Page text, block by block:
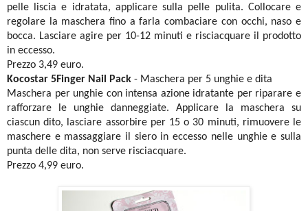
pelle liscia e idratata, applicare sulla pelle pulita. Collocare e
regolare la maschera fino a farla combaciare con occhi, naso e
bocca. Lasciare agire per 10-12 minuti e risciacquare il prodotto
in eccesso.
Prezzo 3,49 euro.
Kocostar 5Finger Nail Pack - Maschera per 5 unghie e dita
Maschera per unghie con intensa azione idratante per riparare e
rafforzare le unghie danneggiate. Applicare la maschera su
ciascun dito, lasciare assorbire per 15 o 30 minuti, rimuovere le
maschere e massaggiare il siero in eccesso nelle unghie e sulla
punta delle dita, non serve risciacquare.
Prezzo 4,99 euro.